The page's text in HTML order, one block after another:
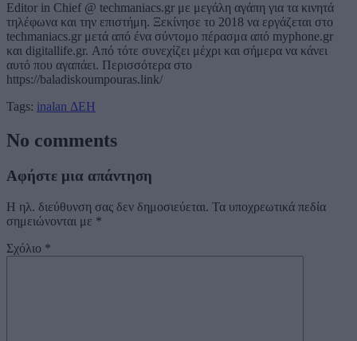
Editor in Chief @ techmaniacs.gr με μεγάλη αγάπη για τα κινητά
τηλέφωνα και την επιστήμη. Ξεκίνησε το 2018 να εργάζεται στο
techmaniacs.gr μετά από ένα σύντομο πέρασμα από myphone.gr
και digitallife.gr. Από τότε συνεχίζει μέχρι και σήμερα να κάνει
αυτό που αγαπάει. Περισσότερα στο
https://baladiskoumpouras.link/
Tags: inalan ΔΕΗ
No comments
Αφήστε μια απάντηση
Η ηλ. διεύθυνση σας δεν δημοσιεύεται. Τα υποχρεωτικά πεδία
σημειώνονται με *
Σχόλιο *